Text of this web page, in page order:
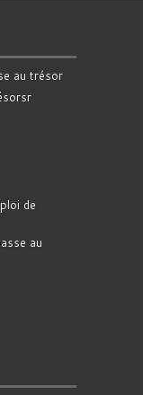
au trésor
de
au